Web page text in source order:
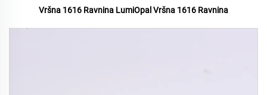
Vršna 1616 Ravnina LumiOpal Vršna 1616 Ravnina